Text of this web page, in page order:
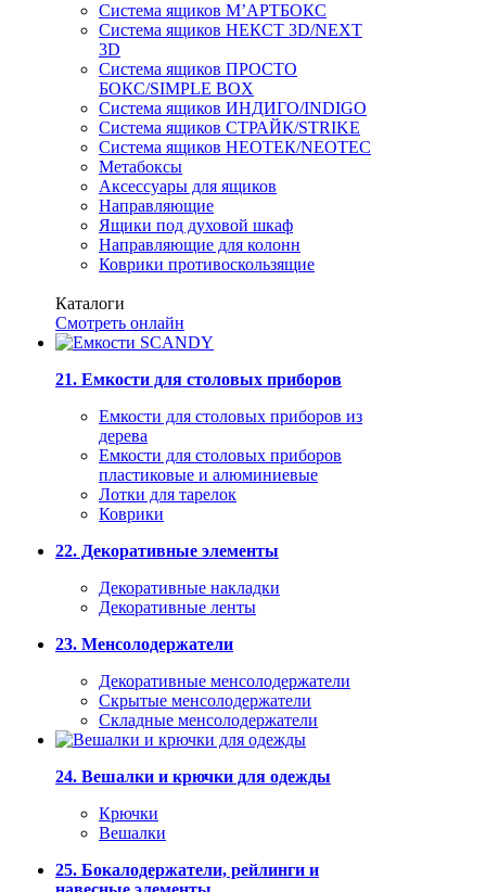
Система ящиков М’АРТБОКС
Система ящиков НЕКСТ 3D/NEXT
3D
Система ящиков ПРОСТО
БОКС/SIMPLE BOX
Система ящиков ИНДИГО/INDIGO
Система ящиков СТРАЙК/STRIKE
Система ящиков НЕОТЕК/NEOTEC
Метабоксы
Аксессуары для ящиков
Направляющие
Ящики под духовой шкаф
Направляющие для колонн
Коврики противоскользящие
Каталоги
Смотреть онлайн
21. Емкости для столовых приборов
Емкости для столовых приборов из
дерева
Емкости для столовых приборов
пластиковые и алюминиевые
Лотки для тарелок
Коврики
22. Декоративные элементы
Декоративные накладки
Декоративные ленты
23. Менсолодержатели
Декоративные менсолодержатели
Скрытые менсолодержатели
Складные менсолодержатели
24. Вешалки и крючки для одежды
Крючки
Вешалки
25. Бокалодержатели, рейлинги и